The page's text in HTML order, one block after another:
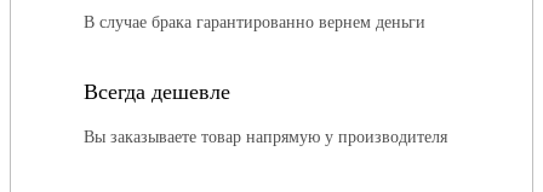
В случае брака гарантированно вернем деньги
Всегда дешевле
Вы заказываете товар напрямую у производителя